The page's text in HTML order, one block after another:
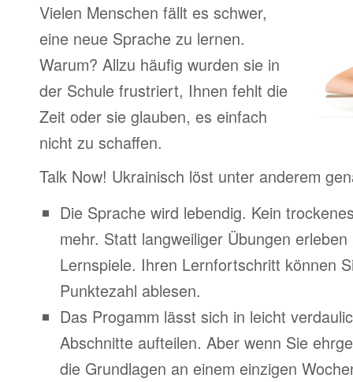
Vielen Menschen fällt es schwer,
eine neue Sprache zu lernen.
Warum? Allzu häufig wurden sie in
der Schule frustriert, Ihnen fehlt die
Zeit oder sie glauben, es einfach
nicht zu schaffen.
Talk Now! Ukrainisch löst unter anderem
Die Sprache wird lebendig. Kein
mehr. Statt langweiliger Übungen
Lernspiele. Ihren Lernfortschritt können
Punktezahl ablesen.
Das Progamm lässt sich in leicht
Abschnitte aufteilen. Aber wenn Sie
die Grundlagen an einem einzigen